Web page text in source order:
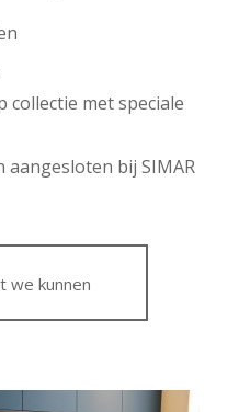
collectie met speciale
aangesloten bij SIMAR
we kunnen